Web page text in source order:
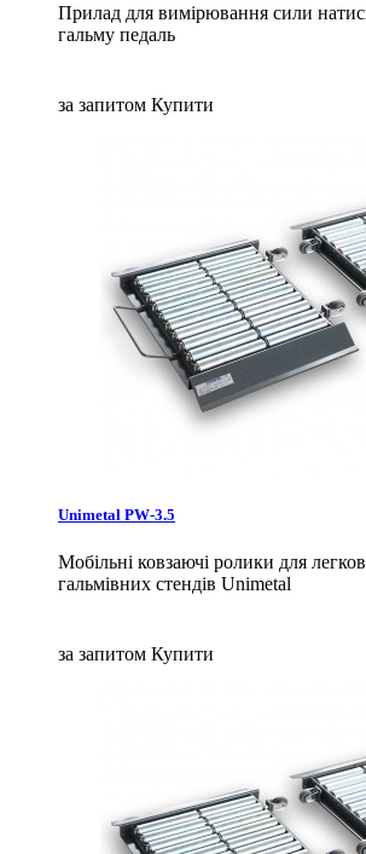
Прилад для вимірювання сили
гальму педаль
за запитом Купити
Unimetal PW-3.5
Мобільні ковзаючі ролики для
гальмівних стендів Unimetal
за запитом Купити